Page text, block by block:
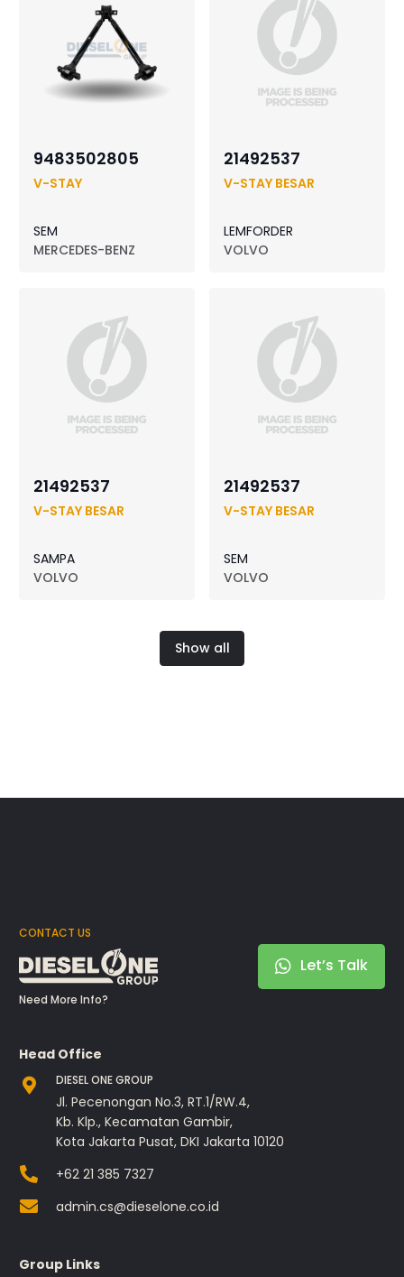
9483502805
V-STAY
SEM
MERCEDES-BENZ
21492537
V-STAY BESAR
LEMFORDER
VOLVO
21492537
V-STAY BESAR
SAMPA
VOLVO
21492537
V-STAY BESAR
SEM
VOLVO
Show all
CONTACT US
Need More Info?
Let’s Talk
Head Office
DIESEL ONE GROUP
Jl. Pecenongan No.3, RT.1/RW.4,
Kb. Klp., Kecamatan Gambir,
Kota Jakarta Pusat, DKI Jakarta 10120
+62 21 385 7327
admin.cs@dieselone.co.id
Group Links